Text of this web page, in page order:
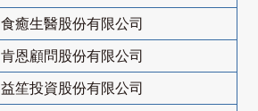
食癒生醫股份有限公司
肯恩顧問股份有限公司
益笙投資股份有限公司